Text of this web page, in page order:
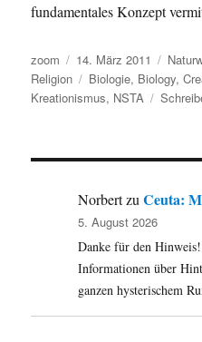
fundamentales Konzept
Autor
zoom
Veröffentlicht
am
14. März 2011
Religion
Schlagwörter
Biologie, Biology,
Kreationismus, NSTA
NorbertzuCeuta:
5. August 2026
Danke für den
Informationen über
ganzen hysterischem